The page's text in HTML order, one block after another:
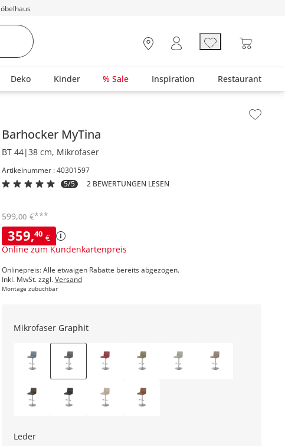
Deko Kinder % Sale Inspiration Restaurant
Barhocker MyTina
BT 44|38 cm, Mikrofaser
Artikelnummer : 40301597
5/5
2 BEWERTUNGEN LESEN
359,40 €
Online zum Kundenkartenpreis
599,00 €***
Onlinepreis: Alle etwaigen Rabatte bereits abgezogen.
Inkl. MwSt. zzgl.Versand
Montage zubuchbar
Mikrofaser Graphit
Leder